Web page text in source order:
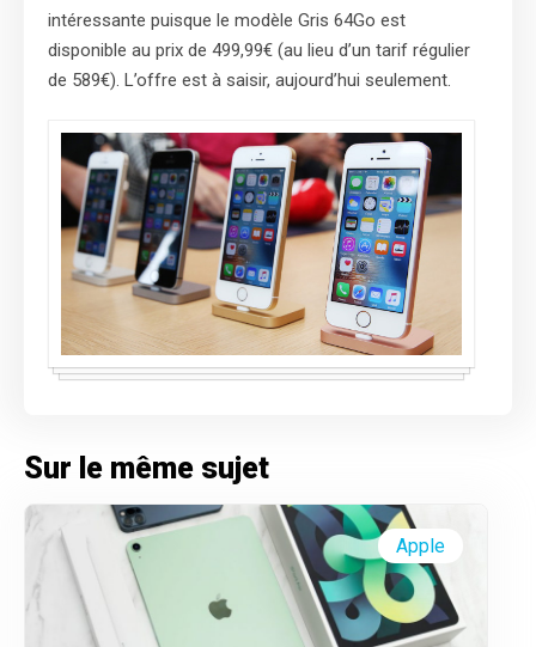
intéressante puisque le modèle Gris 64Go est
disponible au prix de 499,99€ (au lieu d’un tarif régulier
de 589€). L’offre est à saisir, aujourd’hui seulement.
Sur le même sujet
Apple